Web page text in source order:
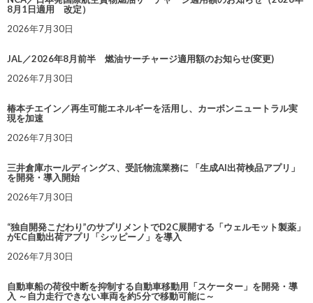
8月1日適用 改定）
2026年7月30日
JAL／2026年8月前半 燃油サーチャージ適用額のお知らせ(変更)
2026年7月30日
椿本チエイン／再生可能エネルギーを活用し、カーボンニュートラル実
現を加速
2026年7月30日
三井倉庫ホールディングス、受託物流業務に 「生成AI出荷検品アプリ」
を開発・導入開始
2026年7月30日
“独自開発こだわり”のサプリメントでD2C展開する「ウェルモット製薬」
がEC自動出荷アプリ「シッピーノ」を導入
2026年7月30日
自動車船の荷役中断を抑制する自動車移動用「スケーター」を開発・導
入 ～自力走行できない車両を約5分で移動可能に～